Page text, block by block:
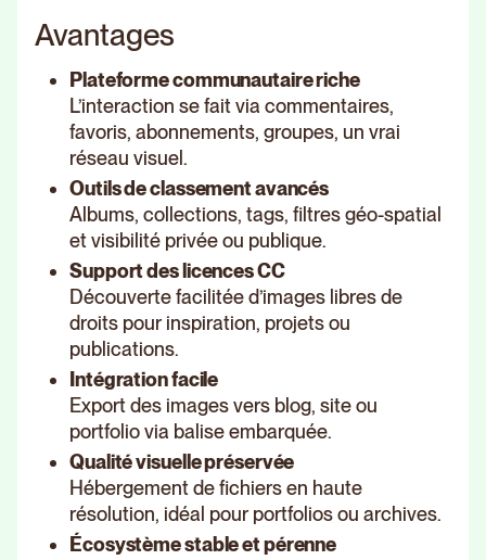
Avantages
Plateforme communautaire riche
L’interaction se fait via commentaires,
favoris, abonnements, groupes, un vrai
réseau visuel.
Outils de classement avancés
Albums, collections, tags, filtres géo-spatial
et visibilité privée ou publique.
Support des licences CC
Découverte facilitée d’images libres de
droits pour inspiration, projets ou
publications.
Intégration facile
Export des images vers blog, site ou
portfolio via balise embarquée.
Qualité visuelle préservée
Hébergement de fichiers en haute
résolution, idéal pour portfolios ou archives.
Écosystème stable et pérenne